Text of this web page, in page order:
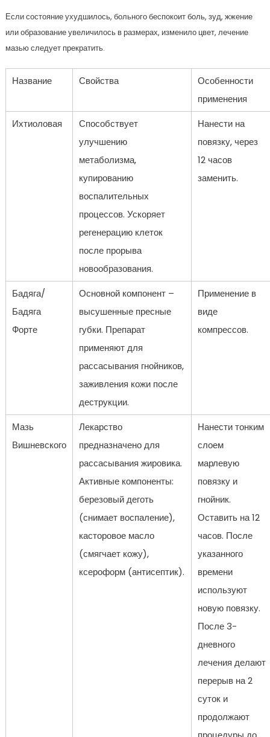
Если состояние ухудшилось, больного беспокоит боль, зуд, жжение
или образование увеличилось в размерах, изменило цвет, лечение
мазью следует прекратить.
Название Свойства
Особенности
применения
Ихтиоловая
Способствует
улучшению
метаболизма,
купированию
воспалительных
процессов. Ускоряет
регенерацию клеток
после прорыва
новообразования.
Нанести на
повязку, через
12 часов
заменить.
Бадяга/
Бадяга
Форте
Основной компонент –
высушенные пресные
губки. Препарат
применяют для
рассасывания гнойников,
заживления кожи после
деструкции.
Применение в
виде
компрессов.
Мазь
Вишневского
Лекарство
предназначено для
рассасывания жировика.
Активные компоненты:
березовый деготь
(снимает воспаление),
касторовое масло
(смягчает кожу),
ксероформ (антисептик).
Нанести тонким
слоем
марлевую
повязку и
гнойник.
Оставить на 12
часов. После
указанного
времени
используют
новую повязку.
После 3-
дневного
лечения делают
перерыв на 2
суток и
продолжают